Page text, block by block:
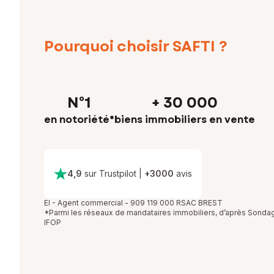
Pourquoi choisir SAFTI ?
N°1
en notoriété*
+ 30 000
biens immobiliers en vente
4,9 sur Trustpilot| +3000 avis
EI - Agent commercial - 909 119 000 RSAC BREST
*Parmi les réseaux de mandataires immobiliers, d’après
IFOP